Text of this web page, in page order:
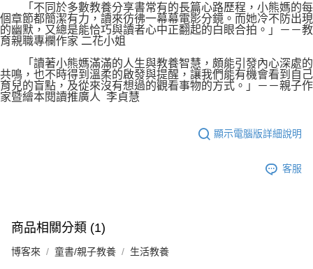
「不同於多數教養分享書常有的長篇心路歷程，小熊媽的每
個章節都簡潔有力，讀來彷彿一幕幕電影分鏡。而她冷不防出現
的幽默，又總是能恰巧與讀者心中正翻起的白眼合拍。」－－教
育親職專欄作家 二花小姐
「讀著小熊媽滿滿的人生與教養智慧，頗能引發內心深處的
共鳴，也不時得到溫柔的啟發與提醒，讓我們能有機會看到自己
育兒的盲點，及從來沒有想過的觀看事物的方式。」－－親子作
家暨繪本閱讀推廣人 李貞慧
顯示電腦版詳細說明
客服
商品相關分類 (1)
博客來 童書/親子教養 生活教養